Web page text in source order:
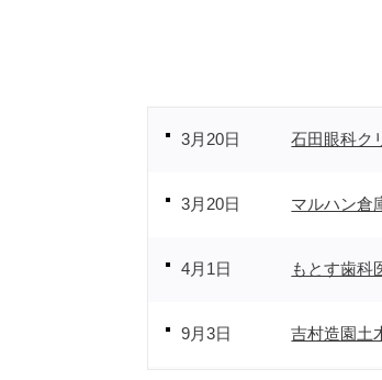
3月20日 石田眼科ク
3月20日 マルハン倉
4月1日 もとす歯科
9月3日 吉村造園土